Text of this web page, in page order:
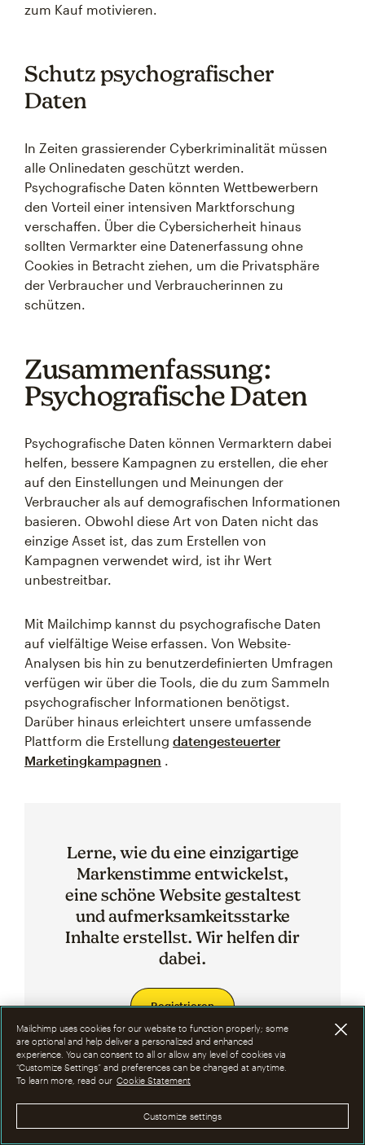
zum Kauf motivieren.
Schutz psychografischer
Daten
In Zeiten grassierender Cyberkriminalität müssen
alle Onlinedaten geschützt werden.
Psychografische Daten könnten Wettbewerbern
den Vorteil einer intensiven Marktforschung
verschaffen. Über die Cybersicherheit hinaus
sollten Vermarkter eine Datenerfassung ohne
Cookies in Betracht ziehen, um die Privatsphäre
der Verbraucher und Verbraucherinnen zu
schützen.
Zusammenfassung:
Psychografische Daten
Psychografische Daten können Vermarktern dabei
helfen, bessere Kampagnen zu erstellen, die eher
auf den Einstellungen und Meinungen der
Verbraucher als auf demografischen Informationen
basieren. Obwohl diese Art von Daten nicht das
einzige Asset ist, das zum Erstellen von
Kampagnen verwendet wird, ist ihr Wert
unbestreitbar.
Mit Mailchimp kannst du psychografische Daten
auf vielfältige Weise erfassen. Von Website-
Analysen bis hin zu benutzerdefinierten Umfragen
verfügen wir über die Tools, die du zum Sammeln
psychografischer Informationen benötigst.
Darüber hinaus erleichtert unsere umfassende
Plattform die Erstellung datengesteuerter
Marketingkampagnen .
Lerne, wie du eine einzigartige
Markenstimme entwickelst,
eine schöne Website gestaltest
und aufmerksamkeitsstarke
Inhalte erstellst. Wir helfen dir
dabei.
Registrieren
Verwandte Themen
Mailchimp uses cookies for our website to function properly; some
are optional and help deliver a personalized and enhanced
experience. You can consent to all or allow any level of cookies via
“Customize Settings” and preferences can be changed at anytime.
To learn more, read our Cookie Statement
Customize settings